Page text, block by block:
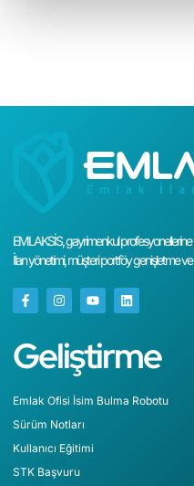
EMLAKSİS, gayrimenkul profesyonellerine
İlan yönetimi, müşteri portföy genişletme
Geliştirme
Emlak Ofisi İsim Bulma Robotu
Sürüm Notları
Kullanıcı Eğitimi
STK Başvuru